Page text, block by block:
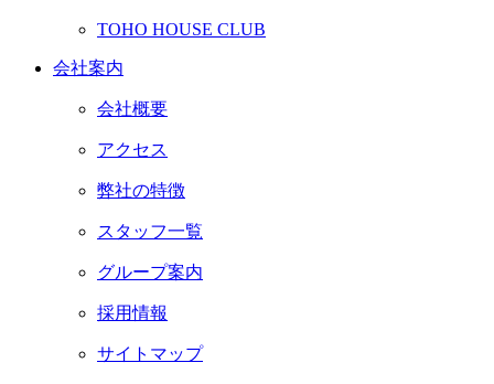
TOHO HOUSE CLUB
会社案内
会社概要
アクセス
弊社の特徴
スタッフ一覧
グループ案内
採用情報
サイトマップ